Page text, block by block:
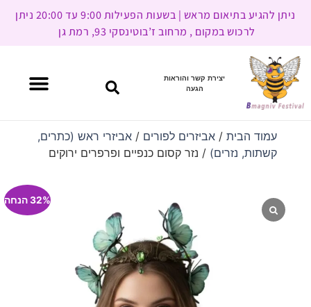
ניתן להגיע בתיאום מראש | בשעות הפעילות 9:00 עד 20:00 ניתן
לרכוש במקום , מרחוב ז’בוטינסקי 93, רמת גן
יצירת קשר והוראות
הגעה
עמוד הבית/ אביזרים לפורים / אביזרי ראש (כתרים,
קשתות, נזרים) / נזר קסום כנפיים ופרפרים ירוקים
32% הנחה